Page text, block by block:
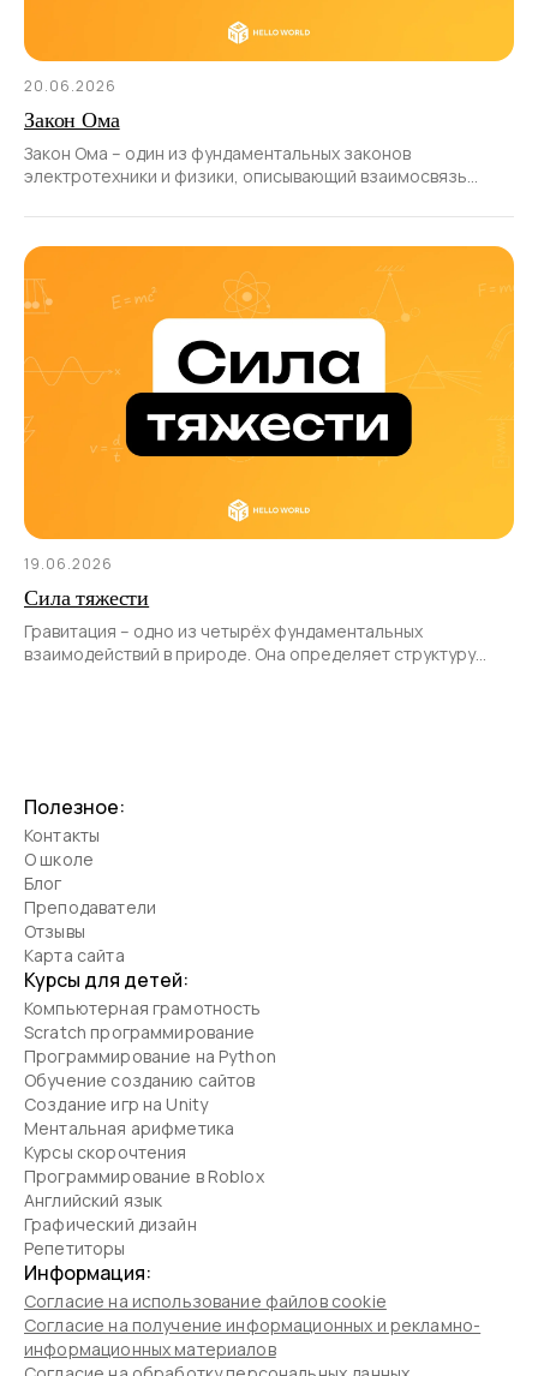
20.06.2026
Закон Ома
Закон Ома – один из фундаментальных законов
электротехники и физики, описывающий взаимосвязь
19.06.2026
Сила тяжести
Гравитация – одно из четырёх фундаментальных
взаимодействий в природе. Она определяет структуру
Полезное:
Контакты
О школе
Блог
Преподаватели
Отзывы
Карта сайта
Курсы для детей:
Компьютерная грамотность
Scratch программирование
Программирование на Python
Обучение созданию сайтов
Создание игр на Unity
Ментальная арифметика
Курсы скорочтения
Программирование в Roblox
Английский язык
Графический дизайн
Репетиторы
Информация:
Согласие на использование файлов cookie
Согласие на получение информационных и рекламно-
информационных материалов